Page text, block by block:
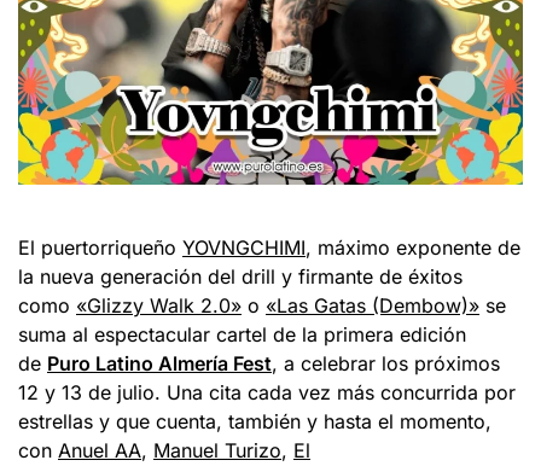
El puertorriqueño YOVNGCHIMI, máximo exponente de
la nueva generación del drill y firmante de éxitos
como «Glizzy Walk 2.0» o «Las Gatas (Dembow)» se
suma al espectacular cartel de la primera edición
de Puro Latino Almería Fest, a celebrar los próximos
12 y 13 de julio. Una cita cada vez más concurrida por
estrellas y que cuenta, también y hasta el momento,
con Anuel AA, Manuel Turizo, El